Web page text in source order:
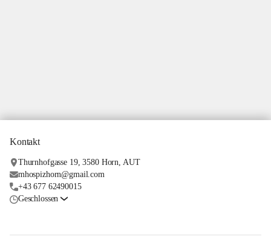
Kontakt
Thurnhofgasse 19, 3580 Horn, AUT
mhospizhorn@gmail.com
+43 677 62490015
Geschlossen